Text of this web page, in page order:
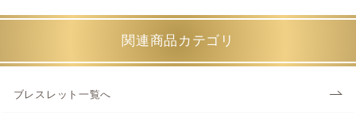
関連商品カテゴリ
ブレスレット一覧へ